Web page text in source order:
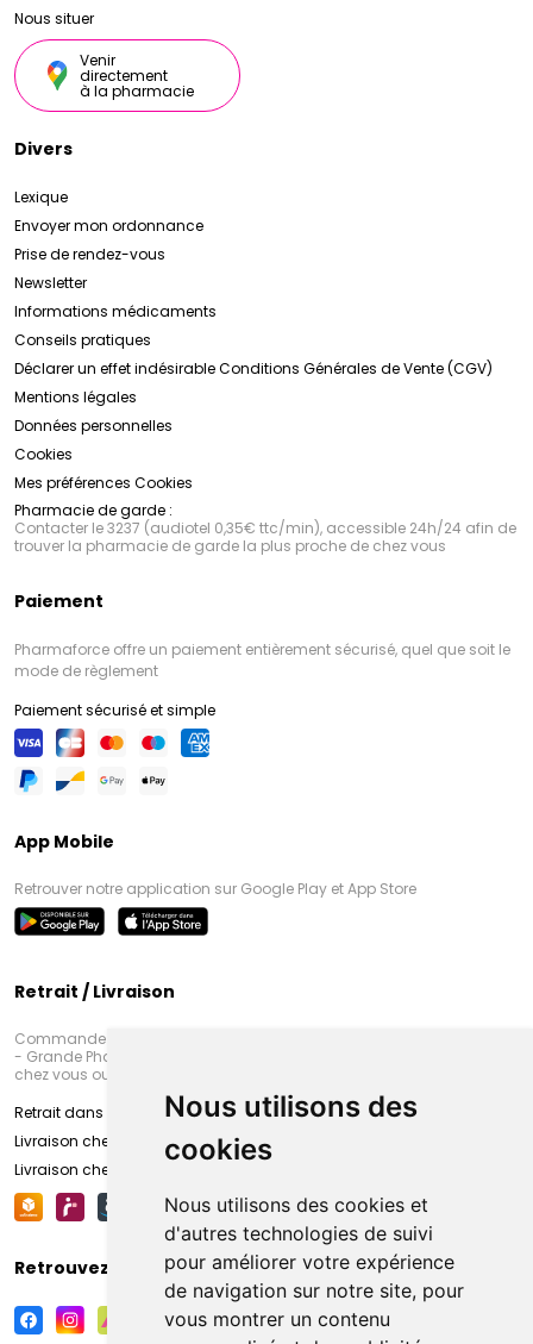
Nous utilisons des
cookies
Nous utilisons des cookies et
d'autres technologies de suivi
pour améliorer votre expérience
de navigation sur notre site, pour
vous montrer un contenu
Nous situer
Venir
directement
à la pharmacie
Divers
Lexique
Envoyer mon ordonnance
Prise de rendez-vous
Newsletter
Informations médicaments
Conseils pratiques
Déclarer un effet indésirableConditions Générales de Vente (CGV)
Mentions légales
Données personnelles
Cookies
Mes préférences Cookies
Pharmacie de garde :
Contacter le 3237 (audiotel 0,35€ ttc/min), accessible 24h/24 afin de
trouver la pharmacie de garde la plus proche de chez vous
Paiement
Pharmaforce offre un paiement entièrement sécurisé, quel que soit le
mode de règlement
Paiement sécurisé et simple
App Mobile
Retrouver notre application sur Google Play et App Store
Retrait / Livraison
Commandez en ligne et venez chercher votre commande à Amiens
- Grande Pharmacie d’Amiens (Fachon) ou recevez-là rapidement
chez vous ou en point retrait
Retrait dans la pharmacie d’Amiens
Livraison chez vous
Livraison chez votre commerçant
Retrouvez-nous sur vos réseaux sociaux